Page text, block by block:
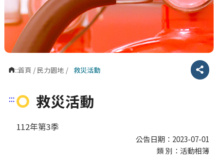
:::首頁 / 民力園地 / 救災活動 分享
::: 救災活動
112年第3季
公告日期：2023-07-01
類 別：活動相簿